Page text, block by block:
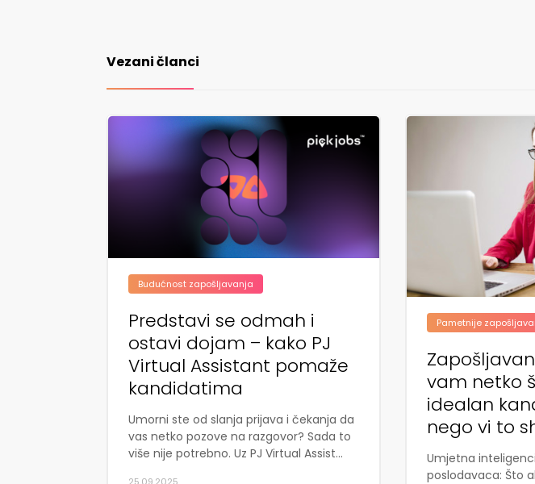
Vezani članci
Budućnost zapošljavanja
Predstavi se odmah i
ostavi dojam – kako PJ
Virtual Assistant pomaže
kandidatima
Umorni ste od slanja prijava i čekanja da
vas netko pozove na razgovor? Sada to
više nije potrebno. Uz PJ Virtual Assist...
25.09.2025
Pametnije
vam netko
idealan
nego vi to
Umjetna
poslodavaca: Što